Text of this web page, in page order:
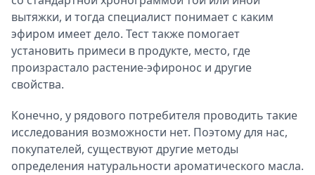
вытяжки, и тогда специалист понимает с каким
эфиром имеет дело. Тест также помогает
установить примеси в продукте, место, где
произрастало растение-эфиронос и другие
свойства.
Конечно, у рядового потребителя проводить такие
исследования возможности нет. Поэтому для нас,
покупателей, существуют другие методы
определения натуральности ароматического масла.